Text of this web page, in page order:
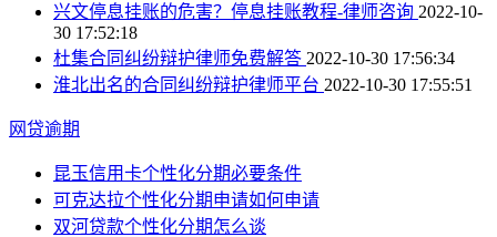
兴文停息挂账的危害？停息挂账教程-律师咨询 2022-10-
30 17:52:18
杜集合同纠纷辩护律师免费解答 2022-10-30 17:56:34
淮北出名的合同纠纷辩护律师平台 2022-10-30 17:55:51
网贷逾期
昆玉信用卡个性化分期必要条件
可克达拉个性化分期申请如何申请
双河贷款个性化分期怎么谈